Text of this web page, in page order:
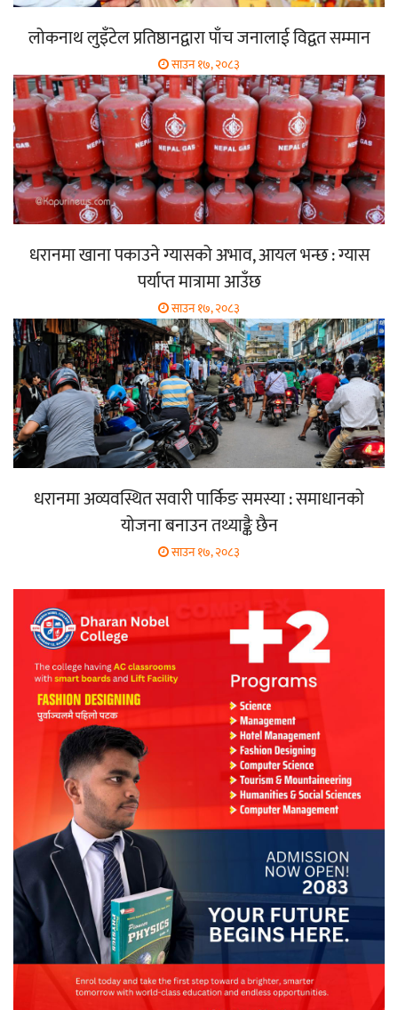
लोकनाथ लुइँटेल प्रतिष्ठानद्वारा पाँच जनालाई विद्वत सम्मान
साउन १७, २०८३
धरानमा खाना पकाउने ग्यासको अभाव, आयल भन्छ : ग्यास
पर्याप्त मात्रामा आउँछ
साउन १७, २०८३
धरानमा अव्यवस्थित सवारी पार्किङ समस्या : समाधानको
योजना बनाउन तथ्याङ्कै छैन
साउन १७, २०८३